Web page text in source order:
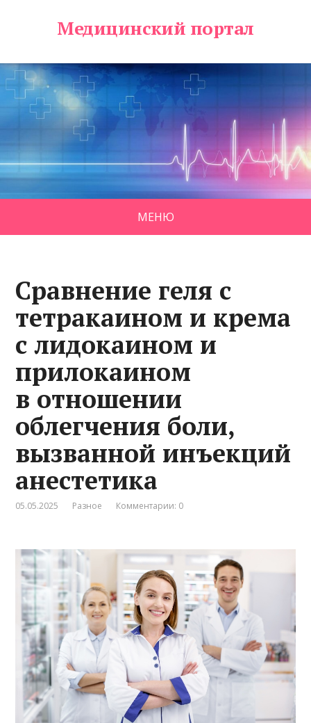
Медицинский портал
МЕНЮ
Сравнение геля с
тетракаином и крема
с лидокаином и
прилокаином
в отношении
облегчения боли,
вызванной инъекций
анестетика
05.05.2025 Разное Комментарии: 0